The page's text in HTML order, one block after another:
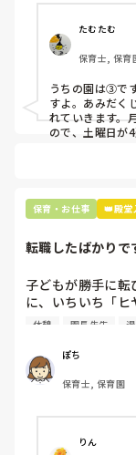
①土曜日の希望
②毎月、必ず土曜
クアップしてもらう
③仮シフトが出た
人を交渉して見つ
上記のいずれかの
たむたむ
保育士, 保育
うちの園は③で
すよ。あみだく
れていきます。
ので、土曜日が
て貰い、主任に
保育・お仕事 👑殿堂
転職したばかりで
子どもが勝手に転
に、いちいち「ヒ
と書かされ
（そう言う本人は
しかも、上司に↑
ちゃんと考えて
呼ばれて一緒に
休憩 園長先生
ぽち
保育士, 保育園
りん